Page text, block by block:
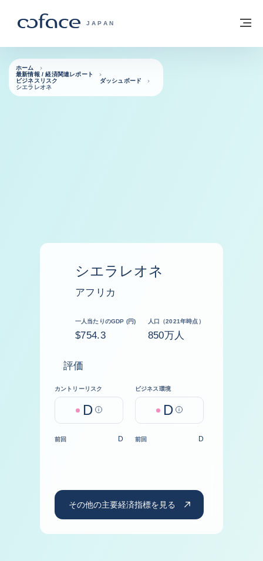
COFACE FOR TRADE - HOMEPAGE
JAPAN
ホームに戻る
ホーム
最新情報 / 経済関連レポート
ビジネスリスク ダッシュボード
シエラレオネ
シエラレオネ
アフリカ
一人当たりのGDP (円)
$754.3
人口（2021年時点）
850万人
評価
カントリーリスク
D Help
ビジネス環境
D Help
前回 D 前回 D
その他の主要経済指標を見る